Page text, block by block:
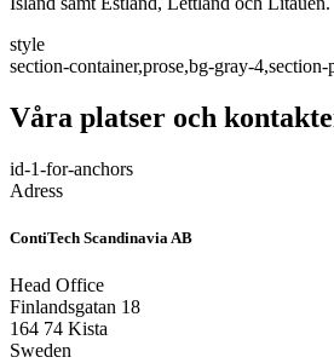
style
section-container,prose,bg-gray-4,section-
Våra platser och
id-1-for-anchors
Adress
ContiTech Scandinavia AB
Head Office
Finlandsgatan 18
164 74 Kista
Sweden